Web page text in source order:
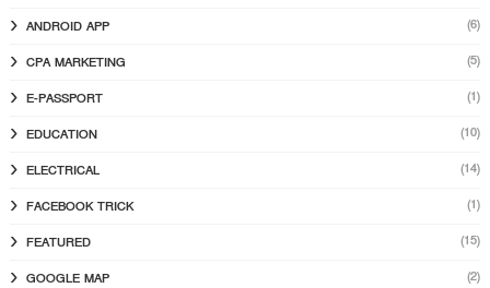
ANDROID APP (6)
CPA MARKETING (5)
E-PASSPORT (1)
EDUCATION (10)
ELECTRICAL (14)
FACEBOOK TRICK (1)
FEATURED (15)
GOOGLE MAP (2)